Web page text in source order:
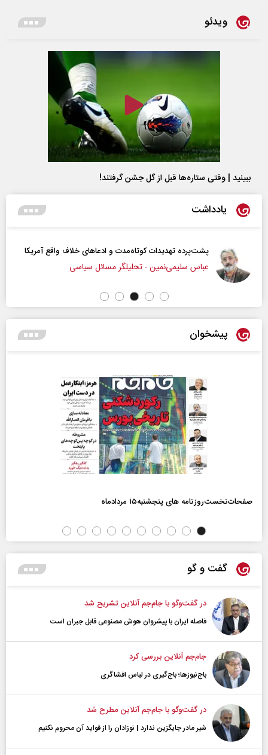
ویدئو
ببینید | وقتی ستاره‌ها قبل از گل جشن گرفتند!
یادداشت
پشت‌پرده تهدیدات کوتاه‏‌مدت و ادعا‌های خلاف واقع آمریکا
عباس سلیمی‌نمین - تحلیلگر مسائل سیاسی
پیشخوان
صفحات‌نخست‌روزنامه ها‌ی پنجشنبه‌۱۵ مردادماه
گفت و گو
در گفت‌و‌گو با جام‌جم آنلاین تشریح شد
فاصله ایران با پیشرو‌ان هوش مصنوعی قابل جبران است
جام‌جم آنلاین بررسی کرد
باج‌نیوزها؛ باج‌گیری در لباس افشاگری
در گفت‌و‌گو با جام‌جم آنلاین مطرح شد
شیر مادر جایگزین ندارد | نوزادان را از فواید آن محروم نکنیم